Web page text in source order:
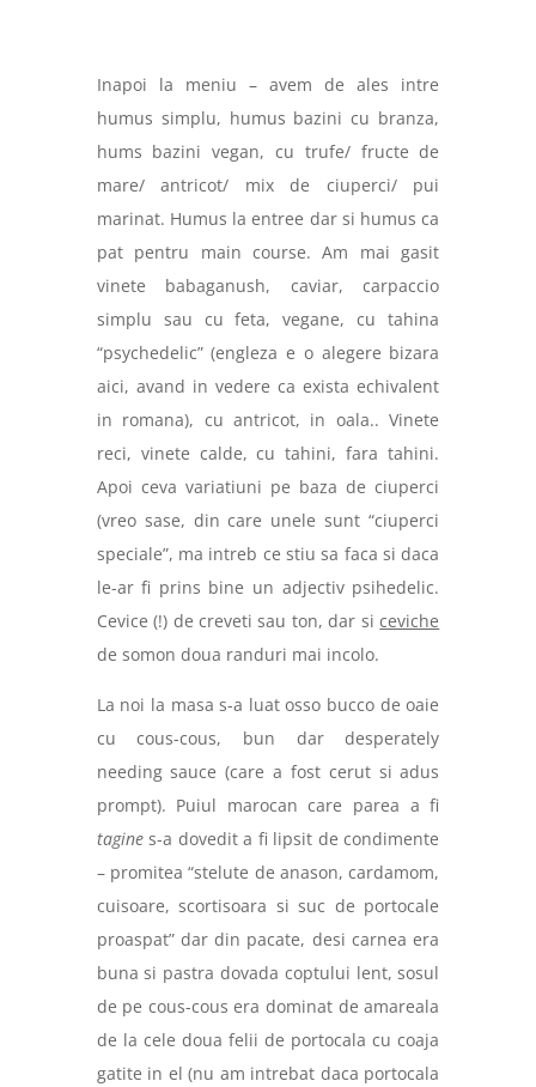
Inapoi la meniu – avem de ales intre
humus simplu, humus bazini cu branza,
hums bazini vegan, cu trufe/ fructe de
mare/ antricot/ mix de ciuperci/ pui
marinat. Humus la entree dar si humus ca
pat pentru main course. Am mai gasit
vinete babaganush, caviar, carpaccio
simplu sau cu feta, vegane, cu tahina
“psychedelic” (engleza e o alegere bizara
aici, avand in vedere ca exista echivalent
in romana), cu antricot, in oala.. Vinete
reci, vinete calde, cu tahini, fara tahini.
Apoi ceva variatiuni pe baza de ciuperci
(vreo sase, din care unele sunt “ciuperci
speciale”, ma intreb ce stiu sa faca si daca
le-ar fi prins bine un adjectiv psihedelic.
Cevice (!) de creveti sau ton, dar siceviche
de somon doua randuri mai incolo.
La noi la masa s-a luat osso bucco de oaie
cu cous-cous, bun dar desperately
needing sauce (care a fost cerut si adus
prompt). Puiul marocan care parea a fi
tagines-a dovedit a fi lipsit de condimente
– promitea “stelute de anason, cardamom,
cuisoare, scortisoara si suc de portocale
proaspat” dar din pacate, desi carnea era
buna si pastra dovada coptului lent, sosul
de pe cous-cous era dominat de amareala
de la cele doua felii de portocala cu coaja
gatite in el (nu am intrebat daca portocala